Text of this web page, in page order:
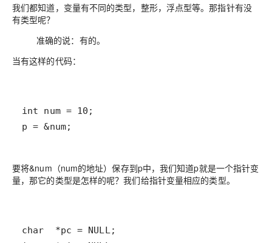
我们都知道，变量有不同的类型，整形，浮点型等。那指针有没
有类型呢？
准确的说：有的。
当有这样的代码：
p = &num;
要将&num（num的地址）保存到p中，我们知道p就是一个指针变
量，那它的类型是怎样的呢？我们给指针变量相应的类型。